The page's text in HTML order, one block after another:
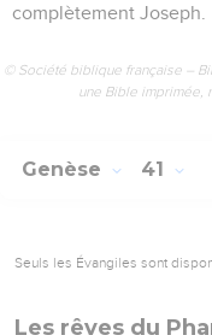
complètement Joseph.
© Société biblique française –
une Bible imprimée,
Genèse 41
Seuls les Évangiles sont
Les rêves du